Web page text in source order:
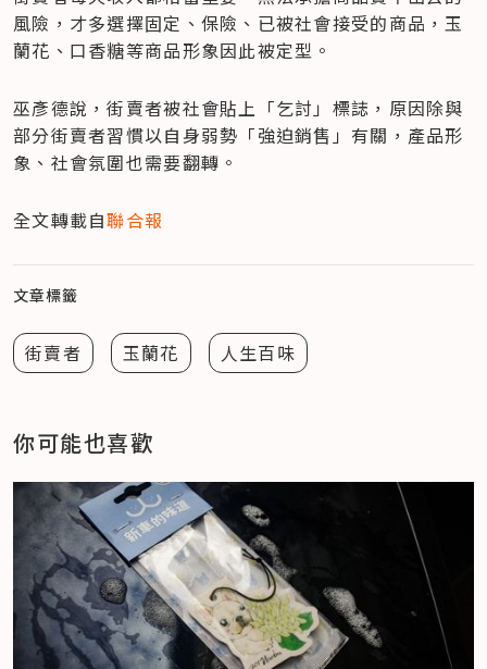
風險，才多選擇固定、保險、已被社會接受的商品，玉
蘭花、口香糖等商品形象因此被定型。
巫彥德說，街賣者被社會貼上「乞討」標誌，原因除與
部分街賣者習慣以自身弱勢「強迫銷售」有關，產品形
象、社會氛圍也需要翻轉。
全文轉載自聯合報
文章標籤
街賣者 玉蘭花 人生百味
你可能也喜歡